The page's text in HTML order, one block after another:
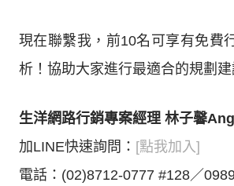
現在聯繫我，前10名可享有免費
析！協助大家進行最適合的規劃建
生洋網路行銷專案經理 林子馨
加LINE快速詢問： [點我加入]
電話：(02)8712-0777 #128／